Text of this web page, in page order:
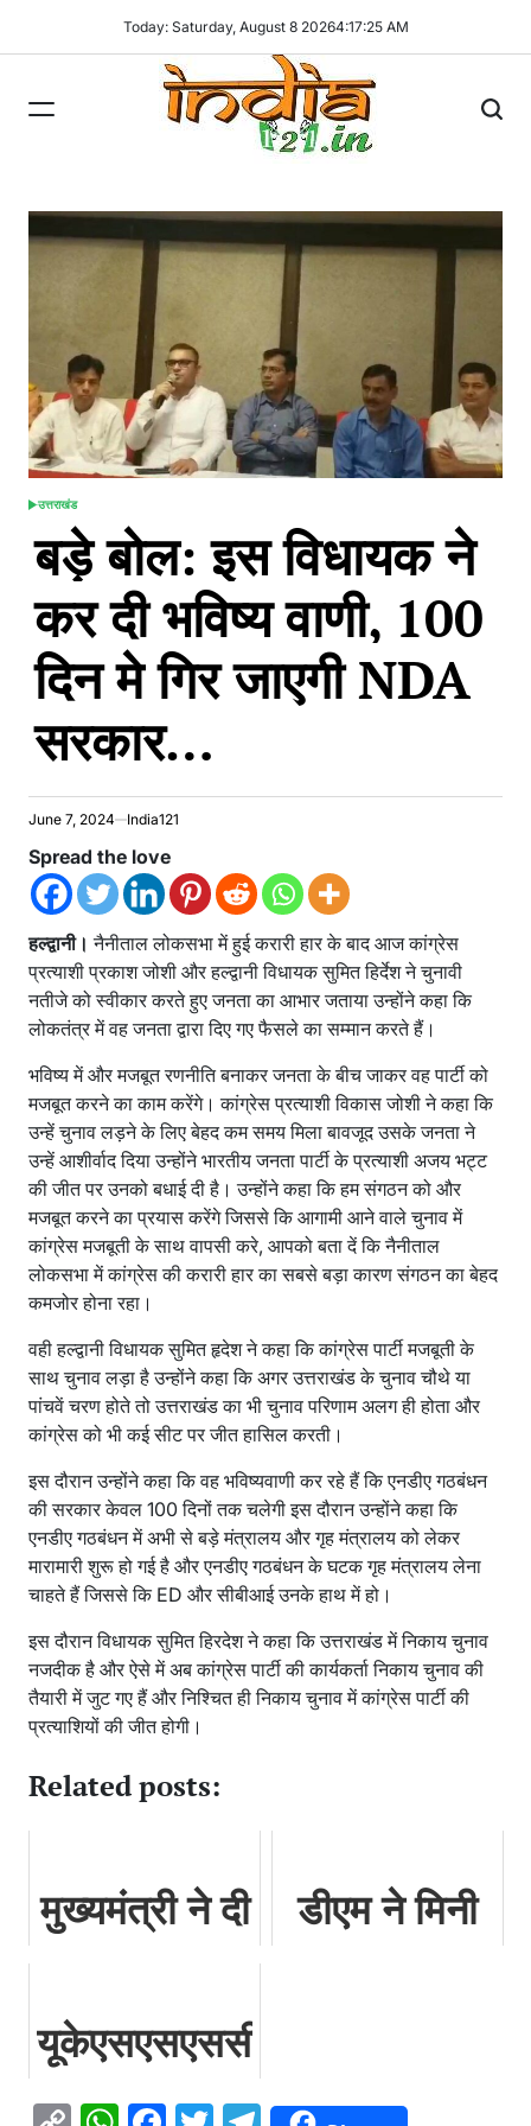
Today: Saturday, August 8 20264:17:26 AM
POSTED
उत्तराखंड
बड़े बोल: इस विधायक ने
कर दी भविष्य वाणी, 100
दिन मे गिर जाएगी NDA
सरकार…
June 7, 2024 India121
Spread the love
हल्द्वानी। नैनीताल लोकसभा में हुई करारी हार के बाद आज कांग्रेस
प्रत्याशी प्रकाश जोशी और हल्द्वानी विधायक सुमित हिर्देश ने चुनावी
नतीजे को स्वीकार करते हुए जनता का आभार जताया उन्होंने कहा कि
लोकतंत्र में वह जनता द्वारा दिए गए फैसले का सम्मान करते हैं।
भविष्य में और मजबूत रणनीति बनाकर जनता के बीच जाकर वह पार्टी को
मजबूत करने का काम करेंगे। कांग्रेस प्रत्याशी विकास जोशी ने कहा कि
उन्हें चुनाव लड़ने के लिए बेहद कम समय मिला बावजूद उसके जनता ने
उन्हें आशीर्वाद दिया उन्होंने भारतीय जनता पार्टी के प्रत्याशी अजय भट्ट
की जीत पर उनको बधाई दी है। उन्होंने कहा कि हम संगठन को और
मजबूत करने का प्रयास करेंगे जिससे कि आगामी आने वाले चुनाव में
कांग्रेस मजबूती के साथ वापसी करे, आपको बता दें कि नैनीताल
लोकसभा में कांग्रेस की करारी हार का सबसे बड़ा कारण संगठन का बेहद
कमजोर होना रहा।
वही हल्द्वानी विधायक सुमित हृदेश ने कहा कि कांग्रेस पार्टी मजबूती के
साथ चुनाव लड़ा है उन्होंने कहा कि अगर उत्तराखंड के चुनाव चौथे या
पांचवें चरण होते तो उत्तराखंड का भी चुनाव परिणाम अलग ही होता और
कांग्रेस को भी कई सीट पर जीत हासिल करती।
इस दौरान उन्होंने कहा कि वह भविष्यवाणी कर रहे हैं कि एनडीए गठबंधन
की सरकार केवल 100 दिनों तक चलेगी इस दौरान उन्होंने कहा कि
एनडीए गठबंधन में अभी से बड़े मंत्रालय और गृह मंत्रालय को लेकर
मारामारी शुरू हो गई है और एनडीए गठबंधन के घटक गृह मंत्रालय लेना
चाहते हैं जिससे कि ED और सीबीआई उनके हाथ में हो।
इस दौरान विधायक सुमित हिरदेश ने कहा कि उत्तराखंड में निकाय चुनाव
नजदीक है और ऐसे में अब कांग्रेस पार्टी की कार्यकर्ता निकाय चुनाव की
तैयारी में जुट गए हैं और निश्चित ही निकाय चुनाव में कांग्रेस पार्टी की
प्रत्याशियों की जीत होगी।
Related posts:
मुख्यमंत्री ने दी
योजनाओं की
वित्तीय स्वीकृति
डीएम ने मिनी
यूकेएसएसएससी
के इन पदों पर